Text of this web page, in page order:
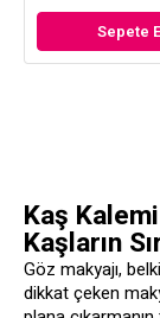
Sepete
Kaş
Kaşların
Göz makyajı,
dikkat çeken